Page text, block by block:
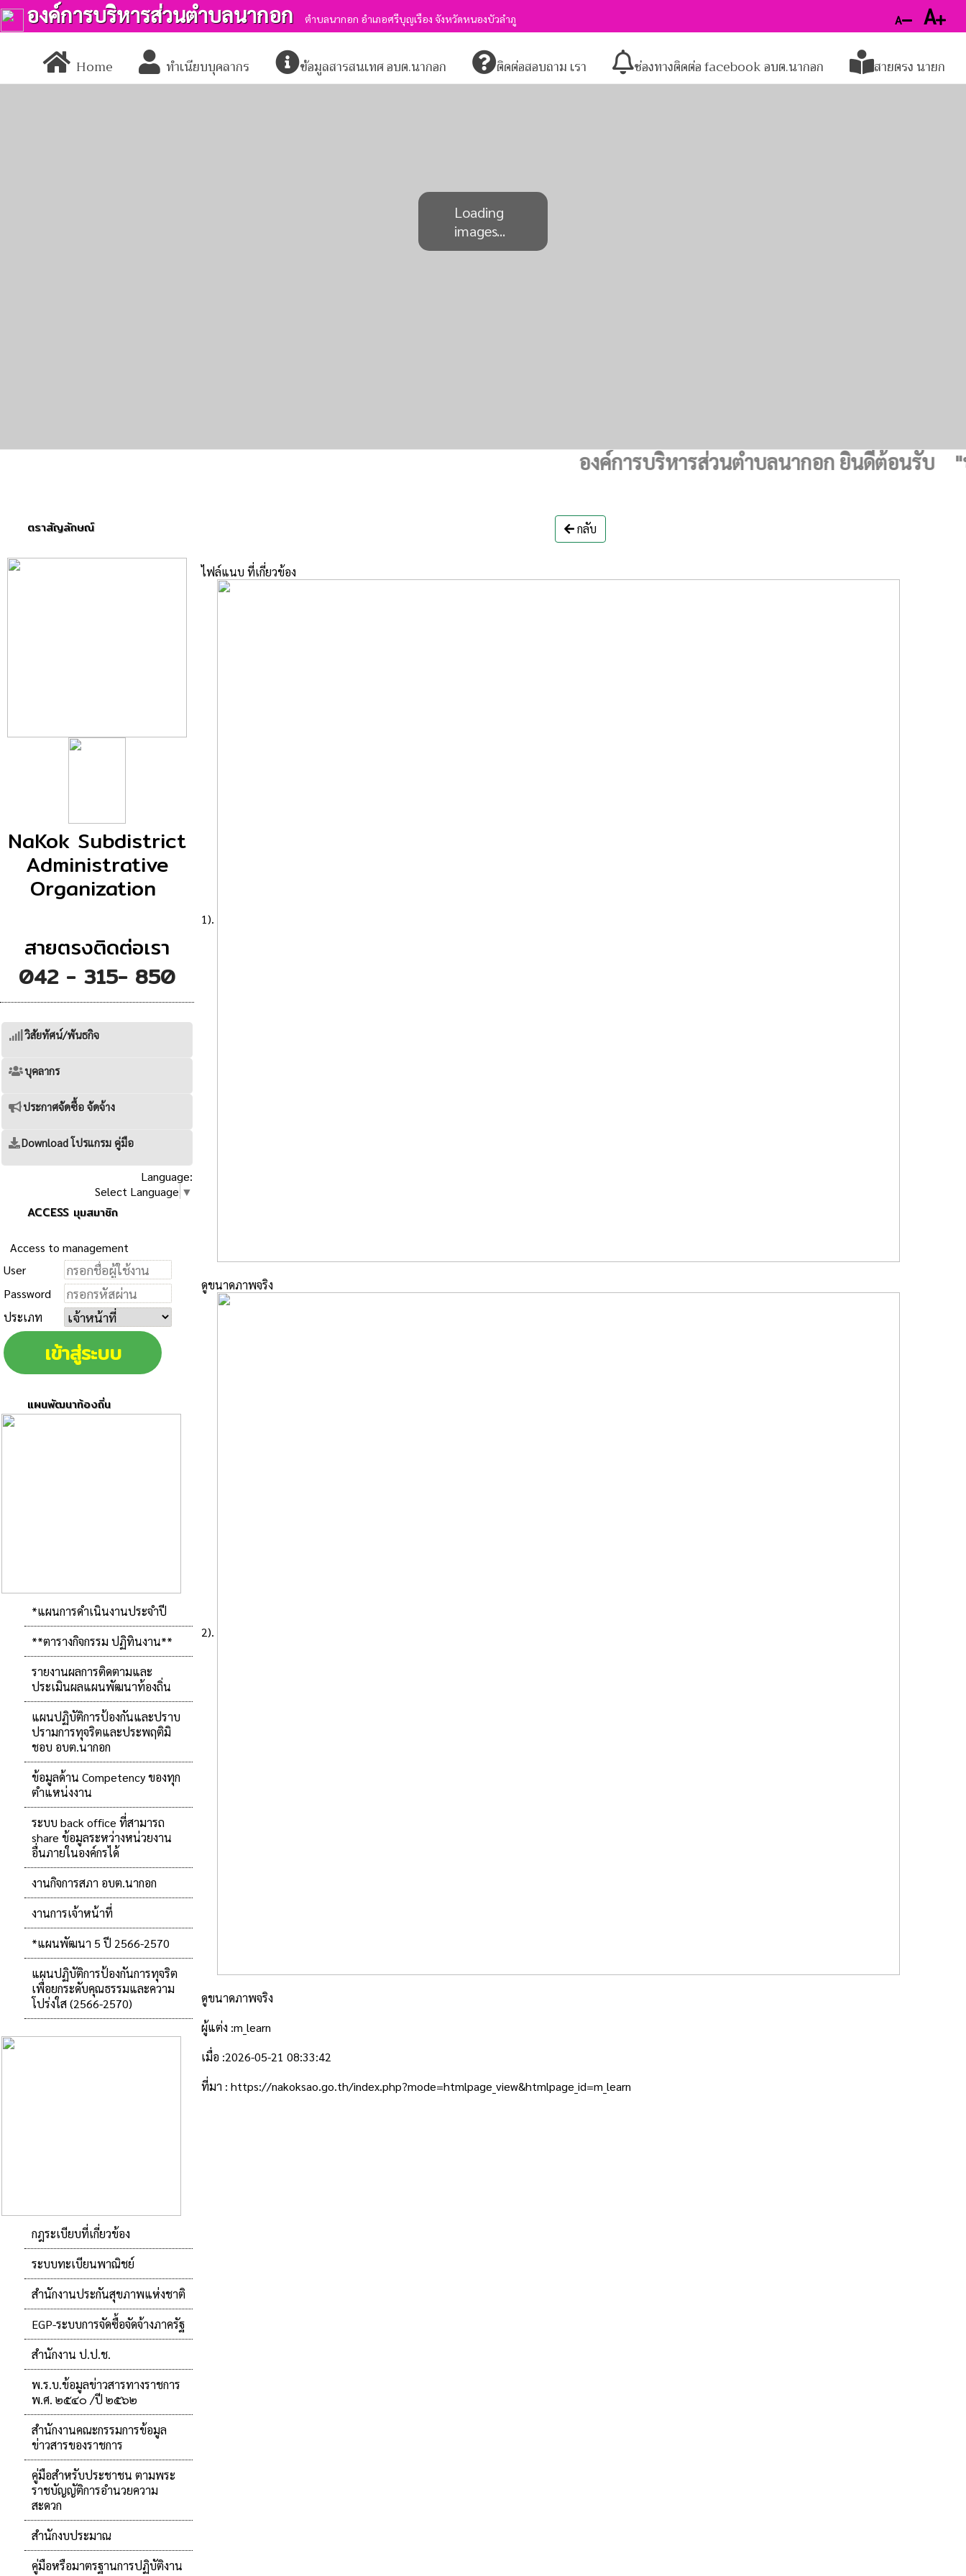
องค์การบริหารส่วนตำบลนากอก ตำบลนากอก อำเภอศรีบุญเรือง จังหวัดหนองบัวลำภู A A
Home ทำเนียบบุคลากร ข้อมูลสารสนเทศ อบต.นากอก ติดต่อสอบถาม เรา ช่องทางติดต่อ facebook อบต.นากอก สายตรง นายก
Loading
images...
องค์การบริหารส่วนตำบลนากอก ยินดีต้อนรับ "ปล
ตราสัญลักษณ์
NaKok Subdistrict
Administrative
Organization
สายตรงติดต่อเรา
042 - 315- 850
วิสัยทัศน์/พันธกิจ
บุคลากร
ประกาศจัดซื้อ จัดจ้าง
Download โปรแกรม คู่มือ
Language:
Select Language ▼
ACCESS มุมสมาชิก
Access to management
User
Password
ประเภท
แผนพัฒนาท้องถิ่น
*แผนการดำเนินงานประจำปี
**ตารางกิจกรรม ปฏิทินงาน**
รายงานผลการติดตามและ
ประเมินผลแผนพัฒนาท้องถิ่น
แผนปฏิบัติการป้องกันและปราบ
ปรามการทุจริตและประพฤติมิ
ชอบ อบต.นากอก
ข้อมูลด้าน Competency ของทุก
ตำแหน่งงาน
ระบบ back office ที่สามารถ
share ข้อมูลระหว่างหน่วยงาน
อื่นภายในองค์กรได้
งานกิจการสภา อบต.นากอก
งานการเจ้าหน้าที่
*แผนพัฒนา 5 ปี 2566-2570
แผนปฏิบัติการป้องกันการทุจริต
เพื่อยกระดับคุณธรรมและความ
โปร่งใส (2566-2570)
กฎระเบียบที่เกี่ยวข้อง
ระบบทะเบียนพาณิชย์
สำนักงานประกันสุขภาพแห่งชาติ
EGP-ระบบการจัดซื้อจัดจ้างภาครัฐ
สำนักงาน ป.ป.ช.
พ.ร.บ.ข้อมูลข่าวสารทางราชการ
พ.ศ. ๒๕๔๐ /ปี ๒๕๖๒
สำนักงานคณะกรรมการข้อมูล
ข่าวสารของราชการ
คู่มือสำหรับประชาชน ตามพระ
ราชบัญญัติการอำนวยความ
สะดวก
สำนักงบประมาณ
คู่มือหรือมาตรฐานการปฏิบัติงาน
กลับ
ไฟล์แนบ ที่เกี่ยวข้อง
1).
ดูขนาดภาพจริง
2).
ดูขนาดภาพจริง
ผู้แต่ง :m_learn
เมื่อ :2026-05-21 08:33:42
ที่มา : https://nakoksao.go.th/index.php?mode=htmlpage_view&htmlpage_id=m_learn